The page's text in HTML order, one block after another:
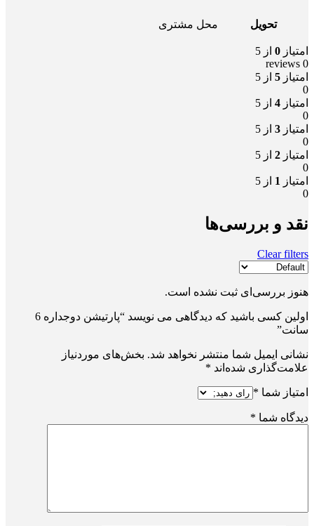
تحویل محل مشتری
امتیاز 0 از 5
0 reviews
امتیاز 5 از 5
0
امتیاز 4 از 5
0
امتیاز 3 از 5
0
امتیاز 2 از 5
0
امتیاز 1 از 5
0
نقد و بررسی‌ها
Clear filters
هنوز بررسی‌ای ثبت نشده است.
اولین کسی باشید که دیدگاهی می نویسد “پارتیشن دوجداره 6
سانت”
نشانی ایمیل شما منتشر نخواهد شد. بخش‌های موردنیاز
علامت‌گذاری شده‌اند *
امتیاز شما *
دیدگاه شما *